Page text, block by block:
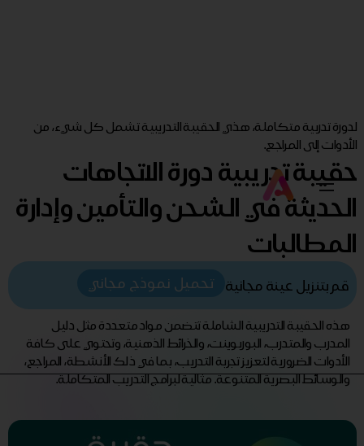
لدورة تدربية متكاملة، هذي الحقيبة التدريبية تشمل كل شيء، من
الأدوات إلى المراجع.
حقيبة تدريبية دورة الاتجاهات
الحديثة في الشحن والتأمين وإدارة
المطالبات
قم بتنزيل عينة مجانية تحميل نموذج مجاني
هذه الحقيبة التدريبية الشاملة تتضمن مواد متعددة مثل دليل
المدرب والمتدرب، البوربوينت، والخرائط الذهنية، وتحتوي على كافة
الأدوات الضرورية لتعزيز تجربة التدريب، بما في ذلك الأنشطة، المراجع،
والوسائط البصرية المتنوعة. مثالية لبرامج التدريب المتكاملة.